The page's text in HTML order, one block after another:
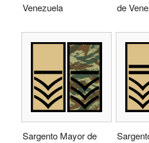
Venezuela
de
Sargento Mayor de